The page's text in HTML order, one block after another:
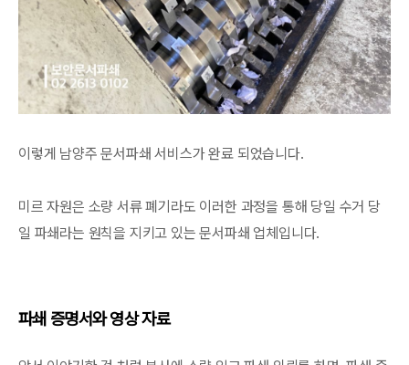
이렇게 남양주 문서파쇄 서비스가 완료 되었습니다.
미르 자원은 소량 서류 폐기라도 이러한 과정을 통해 당일 수거 당
일 파쇄라는 원칙을 지키고 있는 문서파쇄 업체입니다.
파쇄 증명서와 영상 자료